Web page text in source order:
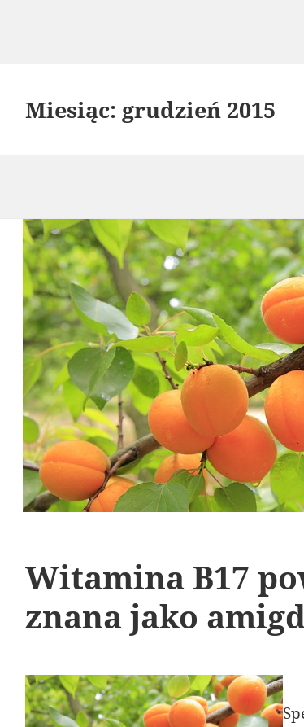
Miesiąc: grudzień 2015
Witamina B17
znana jako